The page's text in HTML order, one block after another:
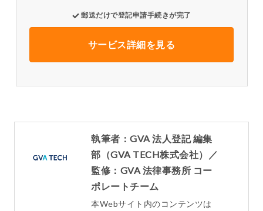
郵送だけで登記申請手続きが完了
サービス詳細を見る
執筆者：GVA 法人登記 編集
部（GVA TECH株式会社）／
監修：GVA 法律事務所 コー
ポレートチーム
本Webサイト内のコンテンツは